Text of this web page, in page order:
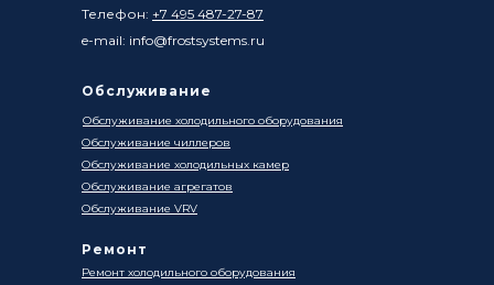
Телефон: +7 495 487-27-87
e-mail: info@frostsystems.ru
Ремонт
Ремонт холодильного оборудования
Обслуживание
Обслуживание холодильного оборудования
Обслуживание чиллеров
Обслуживание холодильных камер
Обслуживание агрегатов
Обслуживание VRV